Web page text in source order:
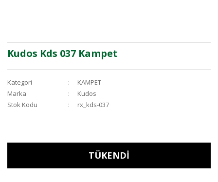
Kudos Kds 037 Kampet
Kategori
KAMPET
Marka
Kudos
Stok Kodu
rx_kds-037
TÜKENDİ